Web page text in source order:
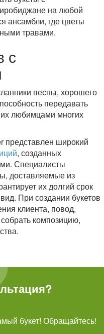
на любой
ансамбли, где цветы
травами.
с
весны, хорошего
передавать
любимцами многих
представлен широкий
, созданных
Специалисты
доставляемые из
их долгий срок
При создании букетов
клиента, повод,
композицию,
букет! Обращайтесь!